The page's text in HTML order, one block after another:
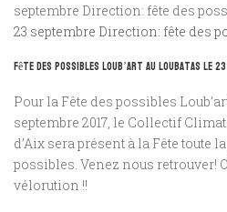
septembre Direction: fête des
23 septembre Direction: fête des
Fête des possibles Loub’art au Loubatas le
Pour la Fête des possibles
septembre 2017, le Collectif
d’Aix sera présent à la Fête toute
possibles. Venez nous retrouver!
vélorution !!